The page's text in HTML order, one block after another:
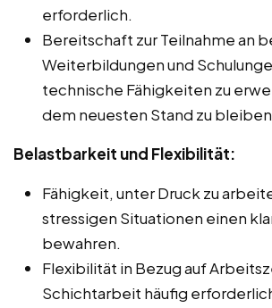
erforderlich.
Bereitschaft zur Teilnahme an
Weiterbildungen und
technische Fähigkeiten zu
dem neuesten Stand zu
Belastbarkeit und Flexibilität:
Fähigkeit, unter Druck zu
stressigen Situationen einen
bewahren.
Flexibilität in Bezug auf
Schichtarbeit häufig